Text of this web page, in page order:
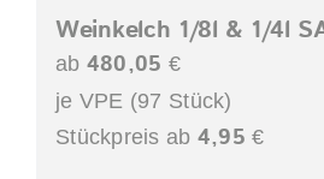
Weinkelch 1/8l & 1/4l
ab 480,05 €
je VPE (97 Stück)
Stückpreis ab 4,95 €